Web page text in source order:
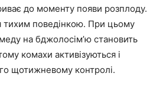
до моменту появи розплоду.
тихим поведінкою. При цьому
на бджолосім’ю становить
комахи активізуються і
щотижневому контролі.